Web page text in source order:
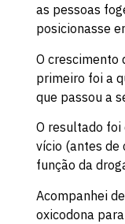
as pessoas
posicionasse
O crescimento
primeiro foi a
que passou a
O resultado
vício (antes de
função da
Acompanhei
oxicodona